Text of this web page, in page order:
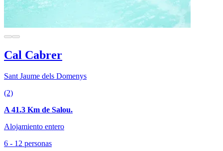
Cal Cabrer
Sant Jaume dels Domenys
(2)
A 41.3 Km de Salou.
Alojamiento entero
6 - 12 personas